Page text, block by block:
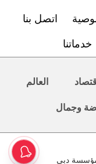
اتصل بنا
خدماتنا
اقتصاد العالم
وجمال